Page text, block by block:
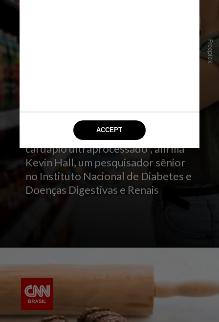
minimamente processado, custa
cerca de 40% a mais do que o
cardápio ultraprocessado”, afirma
Kevin Hall, um pesquisador sênior
no Instituto Nacional de Diabetes e
Doenças Digestivas e Renais
Freepick